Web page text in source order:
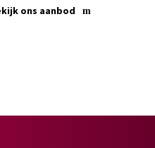
ons aanbod